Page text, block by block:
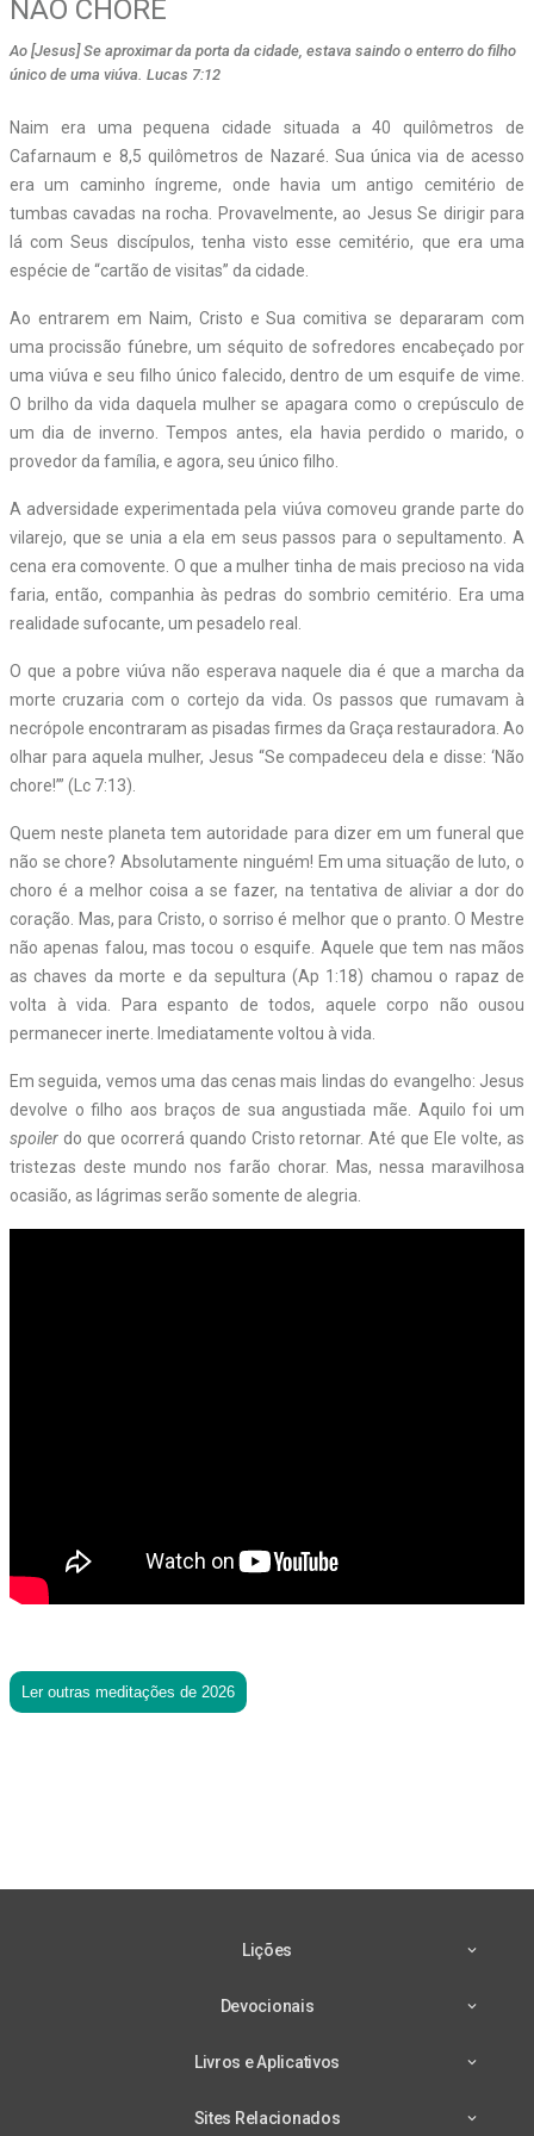
NÃO CHORE
Ao [Jesus] Se aproximar da porta da cidade, estava saindo o enterro do filho
único de uma viúva. Lucas 7:12
Naim era uma pequena cidade situada a 40 quilômetros de
Cafarnaum e 8,5 quilômetros de Nazaré. Sua única via de acesso
era um caminho íngreme, onde havia um antigo cemitério de
tumbas cavadas na rocha. Provavelmente, ao Jesus Se dirigir para
lá com Seus discípulos, tenha visto esse cemitério, que era uma
espécie de “cartão de visitas” da cidade.
Ao entrarem em Naim, Cristo e Sua comitiva se depararam com
uma procissão fúnebre, um séquito de sofredores encabeçado por
uma viúva e seu filho único falecido, dentro de um esquife de vime.
O brilho da vida daquela mulher se apagara como o crepúsculo de
um dia de inverno. Tempos antes, ela havia perdido o marido, o
provedor da família, e agora, seu único filho.
A adversidade experimentada pela viúva comoveu grande parte do
vilarejo, que se unia a ela em seus passos para o sepultamento. A
cena era comovente. O que a mulher tinha de mais precioso na vida
faria, então, companhia às pedras do sombrio cemitério. Era uma
realidade sufocante, um pesadelo real.
O que a pobre viúva não esperava naquele dia é que a marcha da
morte cruzaria com o cortejo da vida. Os passos que rumavam à
necrópole encontraram as pisadas firmes da Graça restauradora. Ao
olhar para aquela mulher, Jesus “Se compadeceu dela e disse: ‘Não
chore!’” (Lc 7:13).
Quem neste planeta tem autoridade para dizer em um funeral que
não se chore? Absolutamente ninguém! Em uma situação de luto, o
choro é a melhor coisa a se fazer, na tentativa de aliviar a dor do
coração. Mas, para Cristo, o sorriso é melhor que o pranto. O Mestre
não apenas falou, mas tocou o esquife. Aquele que tem nas mãos
as chaves da morte e da sepultura (Ap 1:18) chamou o rapaz de
volta à vida. Para espanto de todos, aquele corpo não ousou
permanecer inerte. Imediatamente voltou à vida.
Em seguida, vemos uma das cenas mais lindas do evangelho: Jesus
devolve o filho aos braços de sua angustiada mãe. Aquilo foi um
spoiler do que ocorrerá quando Cristo retornar. Até que Ele volte, as
tristezas deste mundo nos farão chorar. Mas, nessa maravilhosa
ocasião, as lágrimas serão somente de alegria.
Ler outras meditações de 2026
Lições
Devocionais
Livros e Aplicativos
Sites Relacionados